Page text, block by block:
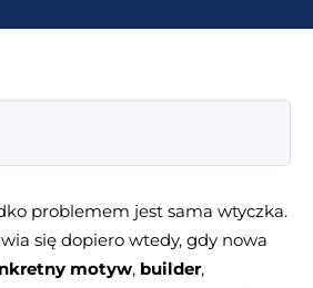
problemem jest sama wtyczka.
się dopiero wtedy, gdy nowa
motyw, builder,